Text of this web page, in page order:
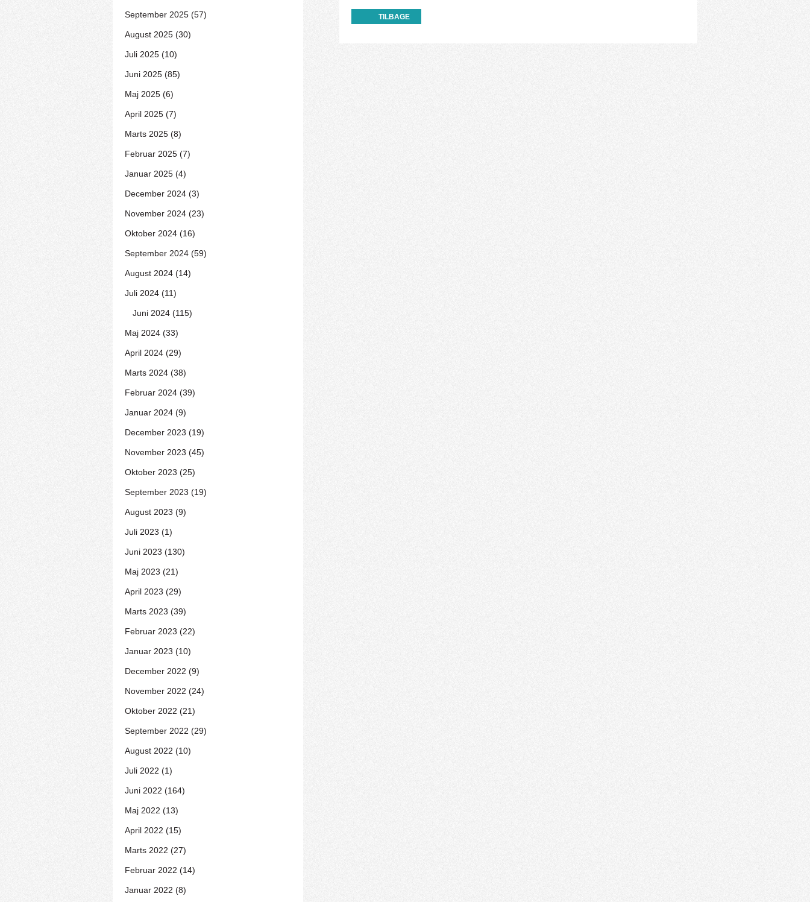
TILBAGE
September 2025 (57)
August 2025 (30)
Juli 2025 (10)
Juni 2025 (85)
Maj 2025 (6)
April 2025 (7)
Marts 2025 (8)
Februar 2025 (7)
Januar 2025 (4)
December 2024 (3)
November 2024 (23)
Oktober 2024 (16)
September 2024 (59)
August 2024 (14)
Juli 2024 (11)
Juni 2024 (115)
Maj 2024 (33)
April 2024 (29)
Marts 2024 (38)
Februar 2024 (39)
Januar 2024 (9)
December 2023 (19)
November 2023 (45)
Oktober 2023 (25)
September 2023 (19)
August 2023 (9)
Juli 2023 (1)
Juni 2023 (130)
Maj 2023 (21)
April 2023 (29)
Marts 2023 (39)
Februar 2023 (22)
Januar 2023 (10)
December 2022 (9)
November 2022 (24)
Oktober 2022 (21)
September 2022 (29)
August 2022 (10)
Juli 2022 (1)
Juni 2022 (164)
Maj 2022 (13)
April 2022 (15)
Marts 2022 (27)
Februar 2022 (14)
Januar 2022 (8)